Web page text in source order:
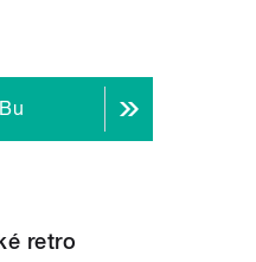
retro